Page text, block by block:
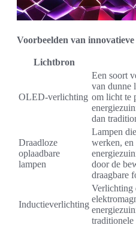
Voorbeelden van
Lichtbron
OLED-verlichting
Een soort
van dunne
om licht te
dan
Draadloze
oplaadbare
lampen
Lampen
werken, en
door de
draagbare
Inductieverlichting
Verlichting